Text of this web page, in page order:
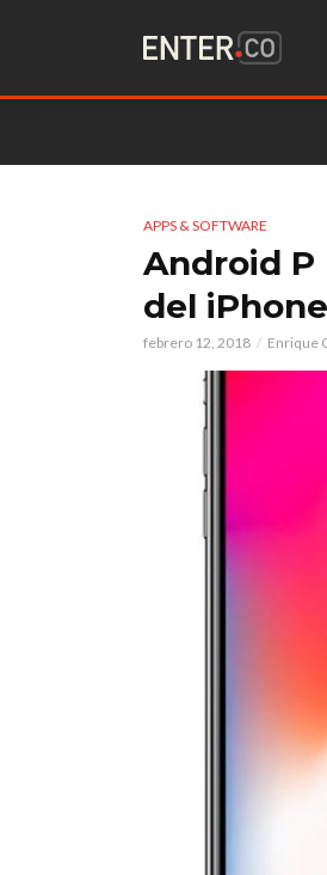
APPS & SOFTWARE
Android P
del
febrero 12, 2018 Enrique